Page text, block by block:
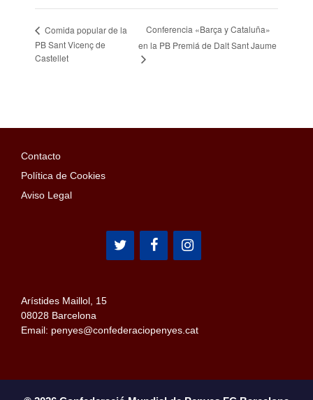
Comida popular de la
PB Sant Vicenç de
Castellet
Conferencia «Barça y Cataluña»
en la PB Premiá de Dalt Sant Jaume
Contacto
Política de Cookies
Aviso Legal
Arístides Maillol, 15
08028 Barcelona
Email: penyes@confederaciopenyes.cat